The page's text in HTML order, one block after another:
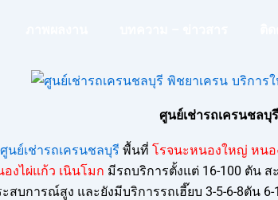
ศูนย์เช่ารถเครนชลบุรี
ศูนย์เช่ารถเครนชลบุรี พื้นที่ โรจนะหนองใหญ่ หนอ
งไผ่แก้ว เนินโมก มีรถบริการตั้งแต่ 16-100 ตัน
สบการณ์สูง และยังมีบริการรถเฮี๊ยบ 3-5-6-8ตัน